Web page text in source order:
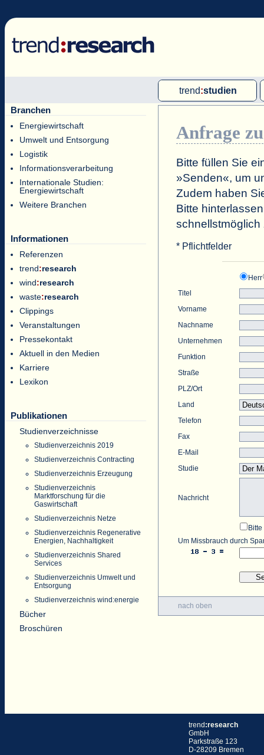
trend:studien
Single-Client-Studien
Branchen
Energiewirtschaft
Umwelt und Entsorgung
Logistik
Informationsverarbeitung
Internationale Studien:
Energiewirtschaft
Weitere Branchen
Informationen
Referenzen
trend:research
wind:research
waste:research
Clippings
Veranstaltungen
Pressekontakt
Aktuell in den Medien
Karriere
Lexikon
Publikationen
Studienverzeichnisse
Studienverzeichnis 2019
Studienverzeichnis Contracting
Studienverzeichnis Erzeugung
Studienverzeichnis
Marktforschung für die
Gaswirtschaft
Studienverzeichnis Netze
Studienverzeichnis Regenerative
Energien, Nachhaltigkeit
Studienverzeichnis Shared
Services
Studienverzeichnis Umwelt und
Entsorgung
Studienverzeichnis wind:energie
Bücher
Broschüren
Anfrage
Bitte füllen Sie
»Senden«, um
Zudem haben
Bitte
schnellstmöglich
* Pflichtfelder
Herr
Titel
Vorname
Nachname
Unternehmen
Funktion
Straße
PLZ/Ort
Land
Telefon
Fax
E-Mail
Studie
Nachricht
Um Missbrauch durch
nach oben
trend :research
GmbH
Parkstraße 123
D-28209 Bremen